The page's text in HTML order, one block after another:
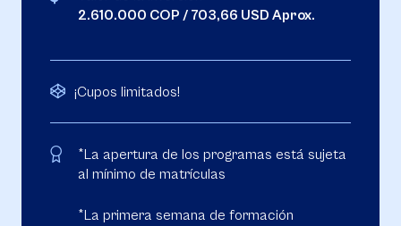
2.610.000 COP / 703,66 USD Aprox.
¡Cupos limitados!
*La apertura de los programas está sujeta
al mínimo de matrículas
*La primera semana de formación